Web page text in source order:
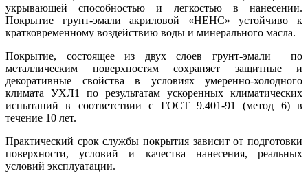
укрывающей способностью и легкостью в нанесении.
Покрытие грунт-эмали акриловой «НЕНС» устойчиво к
кратковременному воздействию воды и минерального масла.
Покрытие, состоящее из двух слоев грунт-эмали по
металлическим поверхностям сохраняет защитные и
декоративные свойства в условиях умеренно-холодного
климата УХЛ1 по результатам ускоренных климатических
испытаний в соответствии с ГОСТ 9.401-91 (метод 6) в
течение 10 лет.
Практический срок службы покрытия зависит от подготовки
поверхности, условий и качества нанесения, реальных
условий эксплуатации.